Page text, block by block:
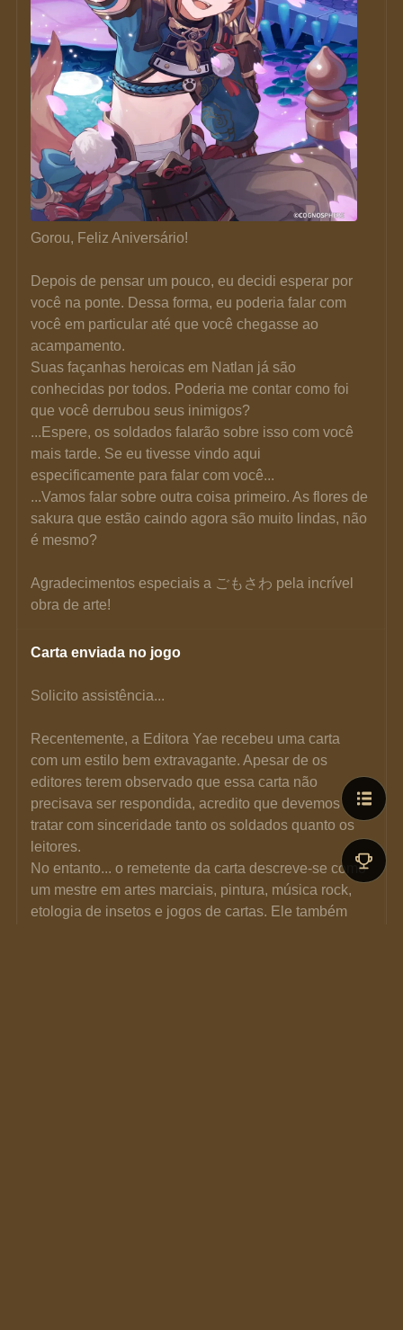
Gorou, Feliz Aniversário!
Depois de pensar um pouco, eu decidi esperar por
você na ponte. Dessa forma, eu poderia falar com
você em particular até que você chegasse ao
acampamento.
Suas façanhas heroicas em Natlan já são
conhecidas por todos. Poderia me contar como foi
que você derrubou seus inimigos?
...Espere, os soldados falarão sobre isso com você
mais tarde. Se eu tivesse vindo aqui
especificamente para falar com você...
...Vamos falar sobre outra coisa primeiro. As flores de
sakura que estão caindo agora são muito lindas, não
é mesmo?
Agradecimentos especiais a ごもさわ pela incrível
obra de arte!
Carta enviada no jogo
Solicito assistência...
Recentemente, a Editora Yae recebeu uma carta
com um estilo bem extravagante. Apesar de os
editores terem observado que essa carta não
precisava ser respondida, acredito que devemos
tratar com sinceridade tanto os soldados quanto os
leitores.
No entanto... o remetente da carta descreve-se como
um mestre em artes marciais, pintura, música rock,
etologia de insetos e jogos de cartas. Ele também